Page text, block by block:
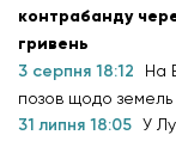
контрабанду
гривень
3 серпня 18:12
На
позов щодо
31 липня 18:05 У